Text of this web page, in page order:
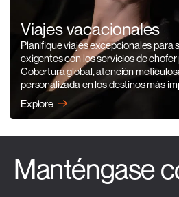
Viajes vacacionales
Planifique viajes excepcionales para
exigentes con los servicios de chofer
Cobertura global, atención
personalizada en los destinos más
Explore
Manténgase